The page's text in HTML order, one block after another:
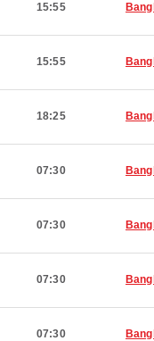
15:55
15:55
18:25
07:30
07:30
07:30
07:30